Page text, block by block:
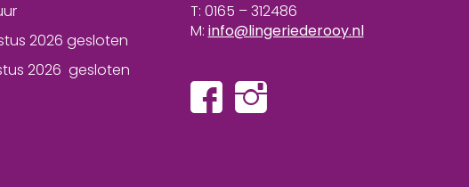
2026 gesloten
2026 gesloten
T: 0165 – 312486
M: info@lingeriederooy.nl